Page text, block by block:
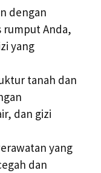
dengan
rumput Anda,
yang
tanah dan
dan gizi
yang
dan